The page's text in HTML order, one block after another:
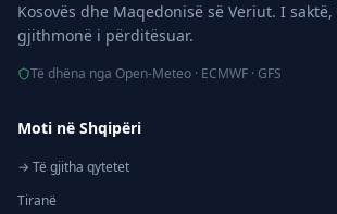
Kosovës dhe Maqedonisë së Veriut. I
gjithmonë i përditësuar.
Të dhëna nga Open-Meteo · ECMWF · GFS
Moti në Shqipëri
→ Të gjitha qytetet
Tiranë